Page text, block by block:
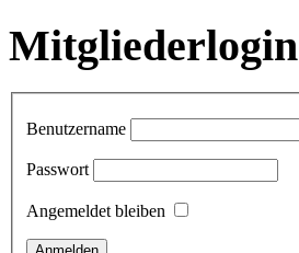
Mitgliederlogin
Benutzername
Passwort
Angemeldet bleiben